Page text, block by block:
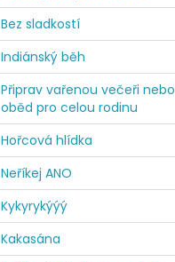
Bez sladkostí
Indiánský běh
Připrav vařenou večeři nebo
oběd pro celou rodinu
Hořcová hlídka
Neříkej ANO
Kykyrykýýý
Kakasána